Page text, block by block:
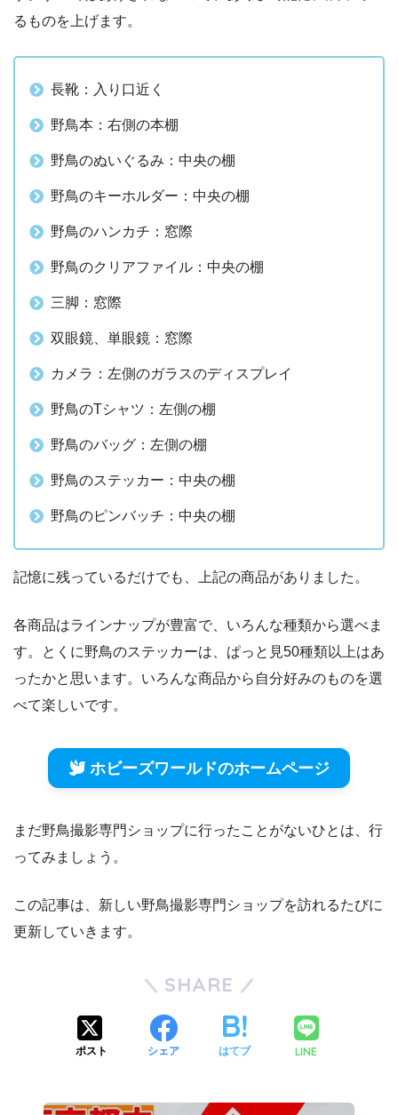
るものを上げます。
長靴：入り口近く
野鳥本：右側の本棚
野鳥のぬいぐるみ：中央の棚
野鳥のキーホルダー：中央の棚
野鳥のハンカチ：窓際
野鳥のクリアファイル：中央の棚
三脚：窓際
双眼鏡、単眼鏡：窓際
カメラ：左側のガラスのディスプレイ
野鳥のTシャツ：左側の棚
野鳥のバッグ：左側の棚
野鳥のステッカー：中央の棚
野鳥のピンバッチ：中央の棚
記憶に残っているだけでも、上記の商品がありました。
各商品はラインナップが豊富で、いろんな種類から選べま
す。とくに野鳥のステッカーは、ぱっと見50種類以上はあ
ったかと思います。いろんな商品から自分好みのものを選
べて楽しいです。
ホビーズワールドのホームページ
まだ野鳥撮影専門ショップに行ったことがないひとは、行
ってみましょう。
この記事は、新しい野鳥撮影専門ショップを訪れるたびに
更新していきます。
SHARE
ポスト シェア はてブ LINE